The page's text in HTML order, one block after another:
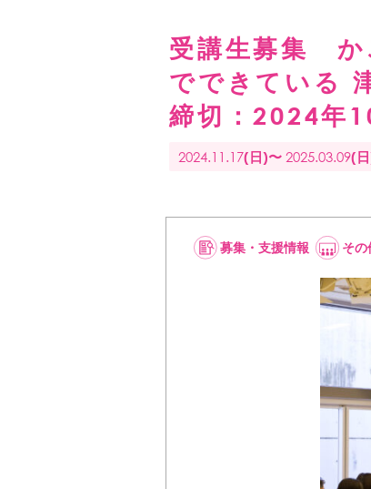
受講生募集 か
でできている
締切：2024年
2024.11.17(日)〜 2025.03.09(
募集・支援情報 その